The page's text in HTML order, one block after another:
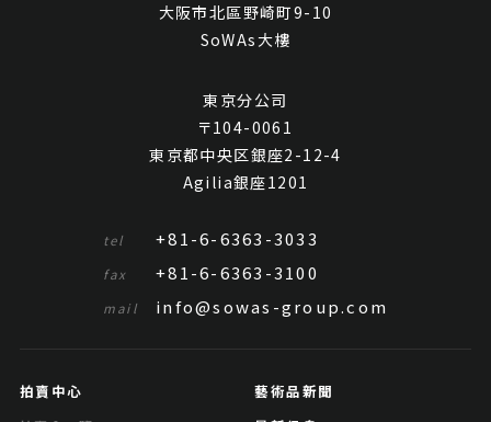
大阪市北區野崎町9-10
SoWAs大樓
東京分公司
〒104-0061
東京都中央区銀座2-12-4
Agilia銀座1201
tel +81-6-6363-3033
fax +81-6-6363-3100
mail info@sowas-group.com
拍賣中心
藝術品新聞